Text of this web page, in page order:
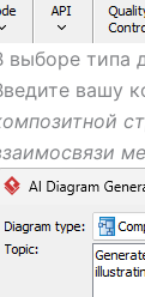
выборе типа
вашу